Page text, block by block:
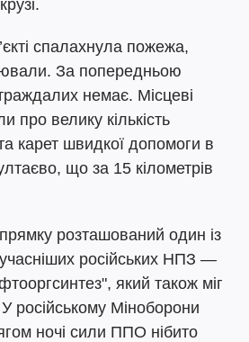
спалахнула пожежа,
За попередньою
немає. Місцеві
про велику кількість
карет швидкої допомоги в
що за 15 кілометрів
розташований один із
російських НПЗ —
який також міг
російському Міноборони
ночі сили ППО нібито